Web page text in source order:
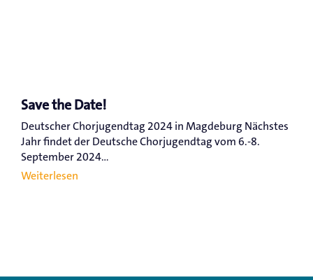
Save the Date!
Deutscher Chorjugendtag 2024 in Magdeburg Nächstes
Jahr findet der Deutsche Chorjugendtag vom 6.-8.
September 2024...
Weiterlesen